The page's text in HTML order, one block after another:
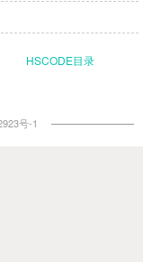
HSCODE目录
号-1